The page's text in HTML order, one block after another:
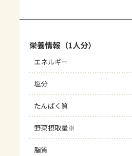
栄養情報（1人分）
エネルギー
塩分
たんぱく質
野菜摂取量※
脂質